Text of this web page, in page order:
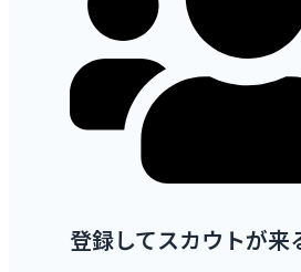
登録してスカウトが来